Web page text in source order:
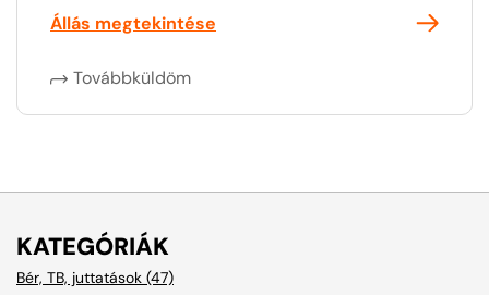
Állás megtekintése
Továbbküldöm
KATEGÓRIÁK
Bér, TB, juttatások (47)